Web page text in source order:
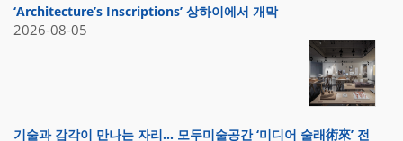
‘Architecture’s Inscriptions’ 상하이에서 개막
2026-08-05
기술과 감각이 만나는 자리… 모두미술공간 ‘미디어 술래術來’ 전